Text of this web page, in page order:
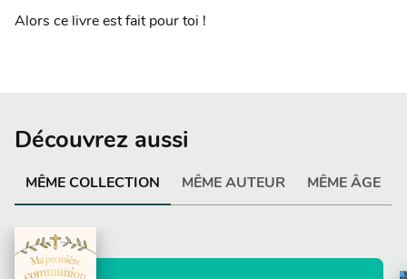
Alors ce livre est fait pour toi !
Découvrez aussi
MÊME COLLECTION MÊME AUTEUR MÊME ÂGE